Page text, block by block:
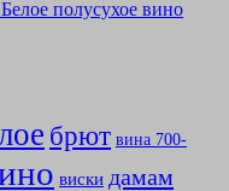
полусухое вино
брют вина 700-
виски дамам